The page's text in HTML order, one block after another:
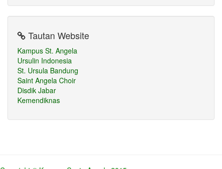
Tautan Website
Kampus St. Angela
Ursulin Indonesia
St. Ursula Bandung
Saint Angela Choir
Disdik Jabar
Kemendiknas